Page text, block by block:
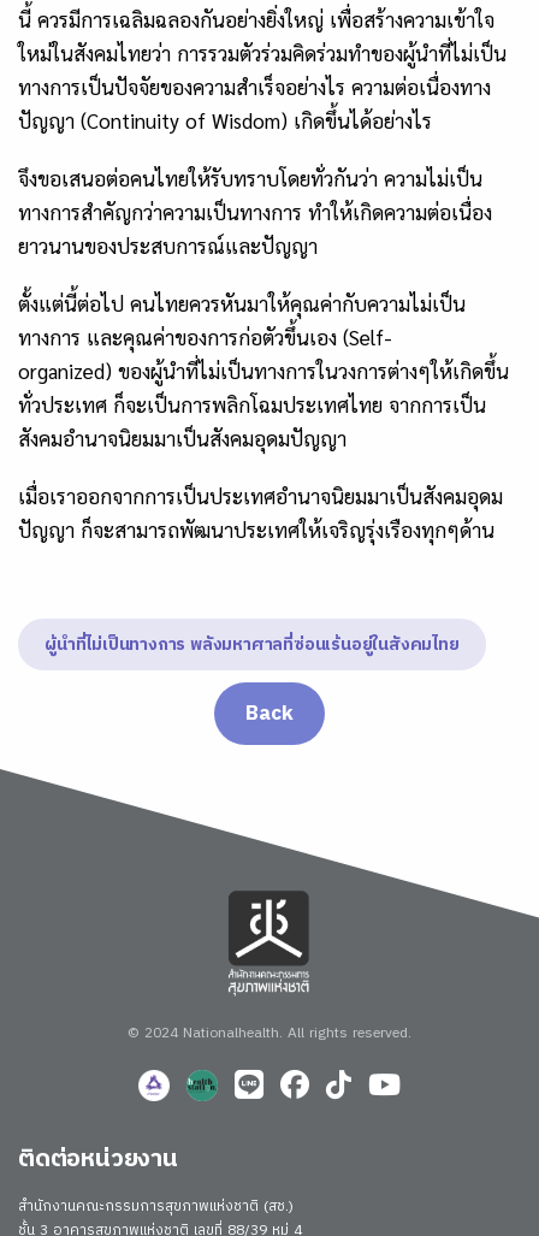
นี้ ควรมีการเฉลิมฉลองกันอย่างยิ่งใหญ่ เพื่อสร้างความเข้าใจ
ใหม่ในสังคมไทยว่า การรวมตัวร่วมคิดร่วมทำของผู้นำที่ไม่เป็น
ทางการเป็นปัจจัยของความสำเร็จอย่างไร ความต่อเนื่องทาง
ปัญญา (Continuity of Wisdom) เกิดขึ้นได้อย่างไร
จึงขอเสนอต่อคนไทยให้รับทราบโดยทั่วกันว่า ความไม่เป็น
ทางการสำคัญกว่าความเป็นทางการ ทำให้เกิดความต่อเนื่อง
ยาวนานของประสบการณ์และปัญญา
ตั้งแต่นี้ต่อไป คนไทยควรหันมาให้คุณค่ากับความไม่เป็น
ทางการ และคุณค่าของการก่อตัวขึ้นเอง (Self-
organized) ของผู้นำที่ไม่เป็นทางการในวงการต่างๆให้เกิดขึ้น
ทั่วประเทศ ก็จะเป็นการพลิกโฉมประเทศไทย จากการเป็น
สังคมอำนาจนิยมมาเป็นสังคมอุดมปัญญา
เมื่อเราออกจากการเป็นประเทศอำนาจนิยมมาเป็นสังคมอุดม
ปัญญา ก็จะสามารถพัฒนาประเทศให้เจริญรุ่งเรืองทุกๆด้าน
ผู้นำที่ไม่เป็นทางการ พลังมหาศาลที่ซ่อนเร้นอยู่ในสังคมไทย
Back
© 2024 Nationalhealth. All rights reserved.
ติดต่อหน่วยงาน
สำนักงานคณะกรรมการสุขภาพแห่งชาติ (สช.)
ชั้น 3 อาคารสุขภาพแห่งชาติ เลขที่ 88/39 หมู่ 4